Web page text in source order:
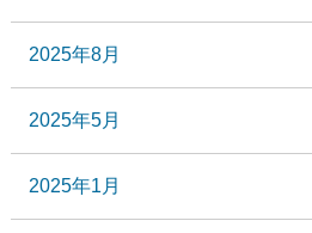
2025年8月
2025年5月
2025年1月